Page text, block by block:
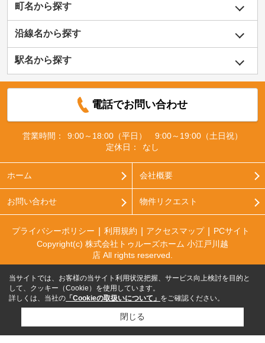
町名から探す
沿線名から探す
駅名から探す
電話でお問い合わせ
営業時間：
9:00～18:00（平日） 9:00～19:00（土日祝）
定休日：
なし
ホーム 会社概要
お問い合わせ 物件リクエスト
プライバシーポリシー 利用規約 アクセスマップ
PCサイト
Copyright(c) 株式会社トゥルーズホーム 小江戸川越
店 All rights reserved.
当サイトでは、お客様の当サイト利用状況把握、サービス向上検討を目的と
して、クッキー（Cookie）を使用しています。
詳しくは、当社の 「Cookieの取扱いについて」 をご確認ください。
閉じる